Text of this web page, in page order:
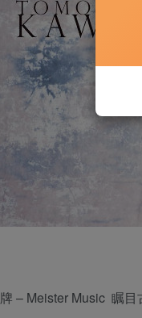
– Meister Music 瞩